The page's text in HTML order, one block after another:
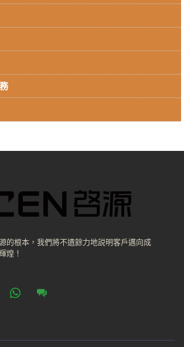
的根本，我們將不遺餘力地説明客戶邁向成
煌！
whatsapp chat